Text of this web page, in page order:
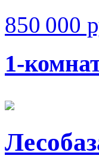
850 000
1-